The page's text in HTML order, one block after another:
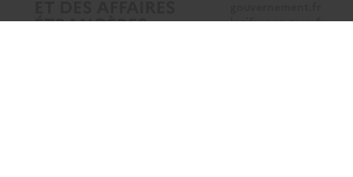
legifrance.gouv.fr